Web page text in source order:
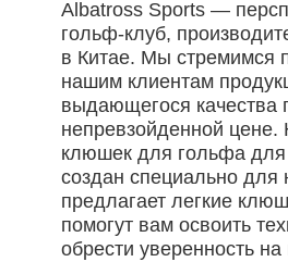
Albatross Sports —
гольф-клуб,
в Китае. Мы стремимся
нашим клиентам
выдающегося качества
непревзойденной
клюшек для гольфа
создан специально для
предлагает легкие
помогут вам освоить
обрести уверенность на